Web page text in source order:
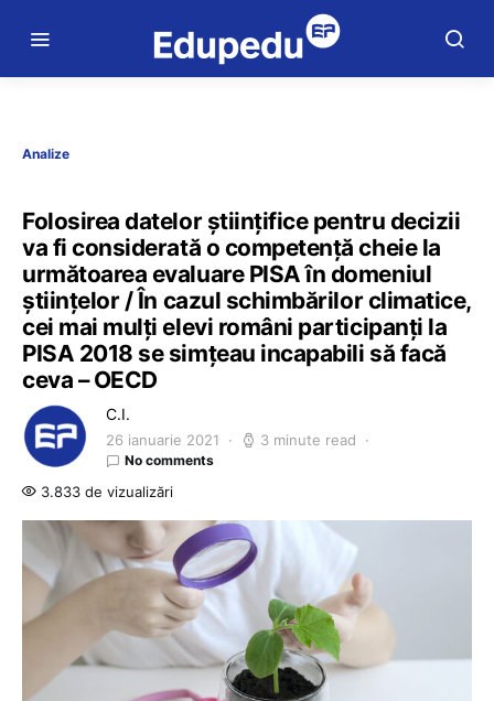
Analize
Folosirea datelor științifice pentru decizii
va fi considerată o competență cheie la
următoarea evaluare PISA în domeniul
științelor / În cazul schimbărilor climatice,
cei mai mulți elevi români participanți la
PISA 2018 se simțeau incapabili să facă
ceva – OECD
C.I.
26 ianuarie 2021 3 minute read
No comments
3.833 de vizualizări